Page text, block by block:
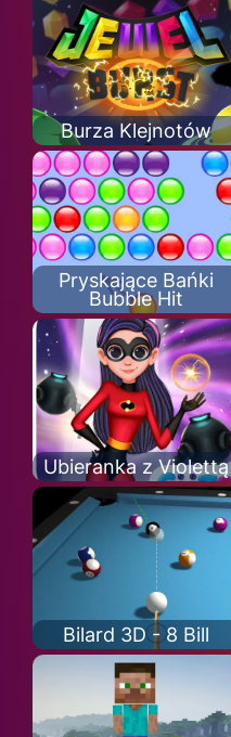
Burza Klejnotów
Pryskające Bańki
Bubble Hit
Ubieranka z Violettą
Bilard 3D - 8 Bill